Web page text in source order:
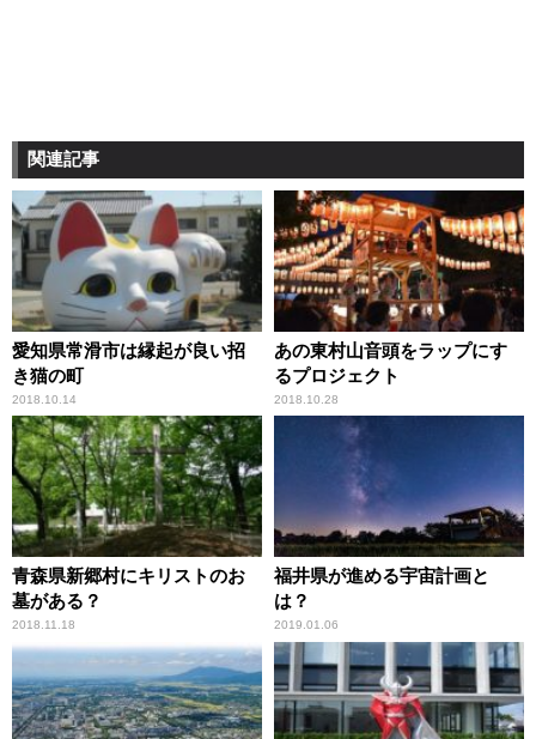
関連記事
愛知県常滑市は縁起が良い招
き猫の町
2018.10.14
あの東村山音頭をラップにす
るプロジェクト
2018.10.28
青森県新郷村にキリストのお
墓がある？
2018.11.18
福井県が進める宇宙計画と
は？
2019.01.06